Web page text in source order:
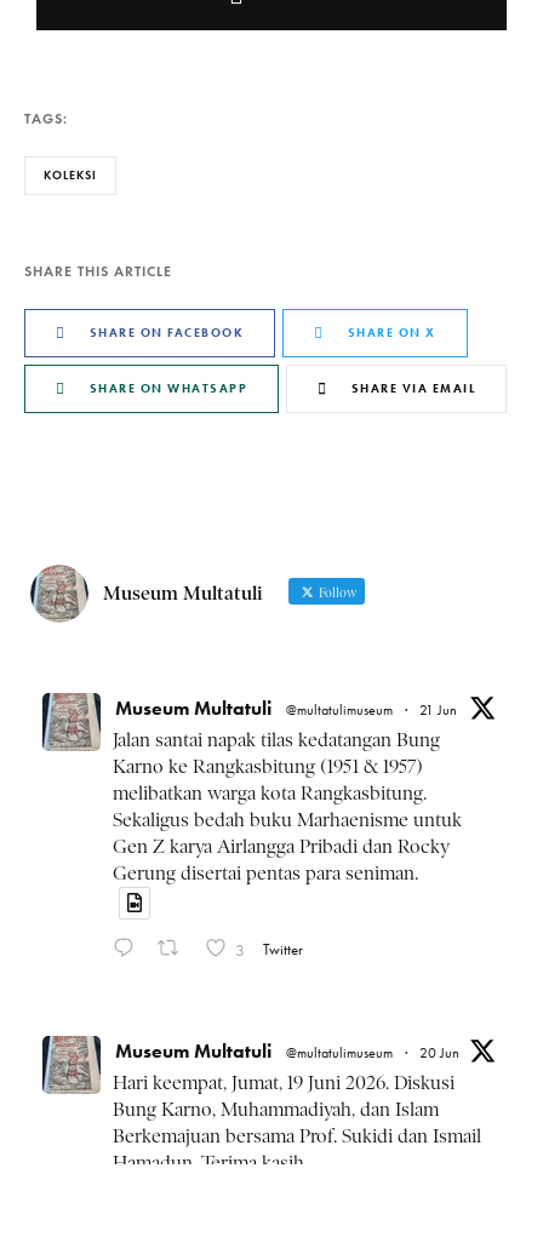
TAGS:
KOLEKSI
SHARE THIS ARTICLE
SHARE ON FACEBOOK SHARE ON X
SHARE ON WHATSAPP SHARE VIA EMAIL
Museum Multatuli Follow
Museum Multatuli @multatulimuseum · 21 Jun
Jalan santai napak tilas kedatangan Bung
Karno ke Rangkasbitung (1951 & 1957)
melibatkan warga kota Rangkasbitung.
Sekaligus bedah buku Marhaenisme untuk
Gen Z karya Airlangga Pribadi dan Rocky
Gerung disertai pentas para seniman.
3 Twitter
Museum Multatuli @multatulimuseum · 20 Jun
Hari keempat, Jumat, 19 Juni 2026. Diskusi
Bung Karno, Muhammadiyah, dan Islam
Berkemajuan bersama Prof. Sukidi dan Ismail
Hamadun. Terima kasih.